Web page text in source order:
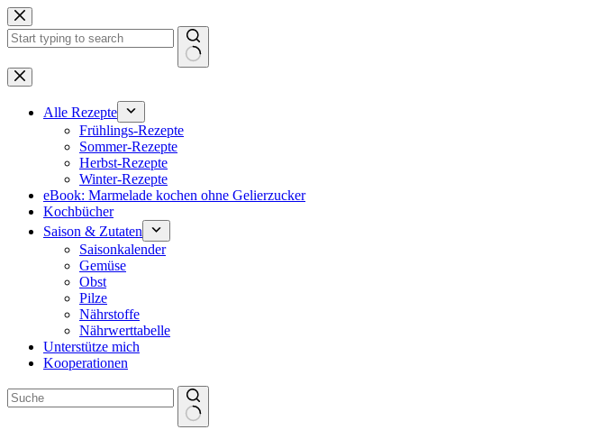
Zum
Inhalt
springen
Keine
Ergebnisse
Alle Rezepte
Frühlings-Rezepte
Sommer-Rezepte
Herbst-Rezepte
Winter-Rezepte
eBook: Marmelade kochen ohne Gelierzucker
Kochbücher
Saison & Zutaten
Saisonkalender
Gemüse
Obst
Pilze
Nährstoffe
Nährwerttabelle
Unterstütze mich
Kooperationen